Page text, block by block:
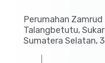
Perumahan
Talangbetutu,
Sumatera Selatan,